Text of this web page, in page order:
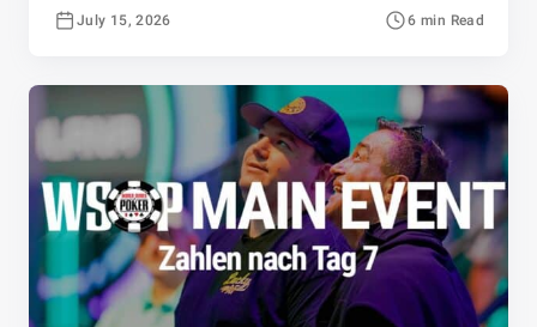
July 15, 2026 6 min Read